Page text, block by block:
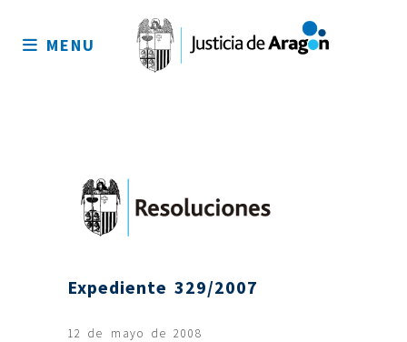
sitio
MENU
Expediente 329/2007
12 de mayo de 2008